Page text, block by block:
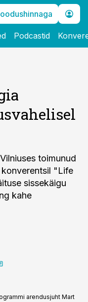
Podcastid
toimunud
"Life
sissekäigu
kahe
arendusjuht Mart